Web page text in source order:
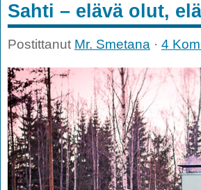
Sahti – elävä olut,
Postittanut Mr. Smetana · 4